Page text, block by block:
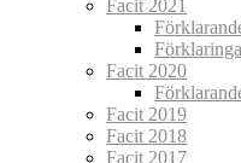
Facit 2021
Facit 2020
Facit 2019
Facit 2018
Facit 2017